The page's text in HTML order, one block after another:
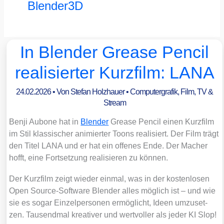
Blender3D
In Blender Grease Pencil
realisierter Kurzfilm: LANA
24.02.2026• Von Stefan Holzhauer•Computergrafik, Film, TV &
Stream
Ben­ji Aubo­ne hat in Blen­der Grease Pen­cil einen Kurz­film
im Stil klas­si­scher ani­mier­ter Toons rea­li­siert. Der Film trägt
den Titel LANA und er hat ein offe­nes Ende. Der Macher
hofft, eine Fort­set­zung rea­li­sie­ren zu kön­nen.
Der Kurz­film zeigt wie­der ein­mal, was in der kos­ten­lo­sen
Open Source-Soft­ware Blen­der alles mög­lich ist – und wie
sie es sogar Ein­zel­per­so­nen ermög­licht, Ideen umzu­set­
zen. Tau­send­mal krea­ti­ver und wert­vol­ler als jeder KI Slop!